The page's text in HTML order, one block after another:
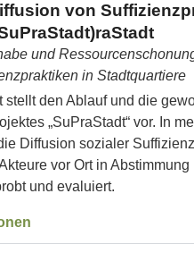
von
und
in Stadtquartiere
stellt den Ablauf und die
„SuPraStadt“ vor. In
Diffusion sozialer
vor Ort in Abstimmung
und evaluiert.